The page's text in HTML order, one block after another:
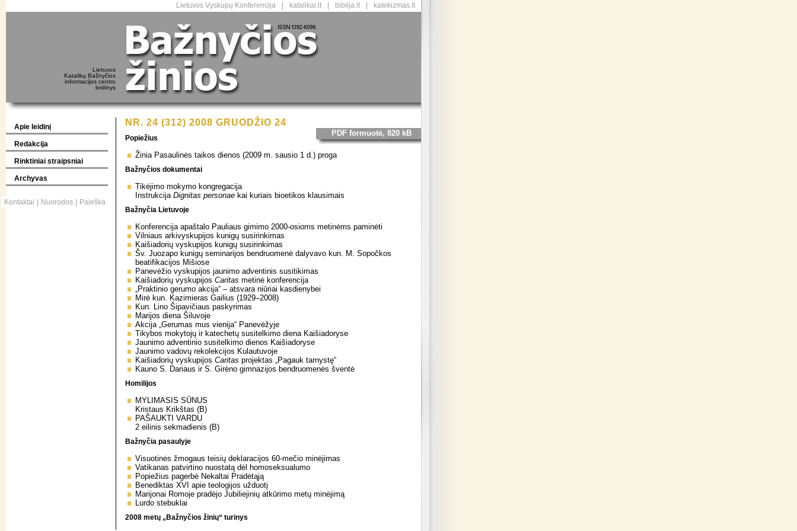
Lietuvos Vyskupų Konferencija katalikai.lt biblija.lt katekizmas.lt
Lietuvos
Katalikų Bažnyčios
informacijos centro
leidinys
Apie leidinį
Redakcija
Rinktiniai straipsniai
Archyvas
Kontaktai Nuorodos Paieška
NR. 24 (312) 2008 GRUODŽIO 24
PDF formuotė, 820 kB
Popiežius
Žinia Pasaulinės taikos dienos (2009 m. sausio 1 d.) proga
Bažnyčios dokumentai
Tikėjimo mokymo kongregacija
Instrukcija Dignitas personae kai kuriais bioetikos klausimais
Bažnyčia Lietuvoje
Konferencija apaštalo Pauliaus gimimo 2000-osioms metinėms paminėti
Vilniaus arkivyskupijos kunigų susirinkimas
Kaišiadorių vyskupijos kunigų susirinkimas
Šv. Juozapo kunigų seminarijos bendruomenė dalyvavo kun. M. Sopočkos
beatifikacijos Mišiose
Panevėžio vyskupijos jaunimo adventinis susitikimas
Kaišiadorių vyskupijos Caritas metinė konferencija
„Praktinio gerumo akcija“ – atsvara niūriai kasdienybei
Mirė kun. Kazimieras Gailius (1929–2008)
Kun. Lino Šipavičiaus paskyrimas
Marijos diena Šiluvoje
Akcija „Gerumas mus vienija“ Panevėžyje
Tikybos mokytojų ir katechetų susitelkimo diena Kaišiadoryse
Jaunimo adventinio susitelkimo dienos Kaišiadoryse
Jaunimo vadovų rekolekcijos Kulautuvoje
Kaišiadorių vyskupijos Caritas projektas „Pagauk tarnystę“
Kauno S. Dariaus ir S. Girėno gimnazijos bendruomenės šventė
Homilijos
MYLIMASIS SŪNUS
Kristaus Krikštas (B)
PAŠAUKTI VARDU
2 eilinis sekmadienis (B)
Bažnyčia pasaulyje
Visuotinės žmogaus teisių deklaracijos 60-mečio minėjimas
Vatikanas patvirtino nuostatą dėl homoseksualumo
Popiežius pagerbė Nekaltai Pradėtąją
Benediktas XVI apie teologijos užduotį
Marijonai Romoje pradėjo Jubiliejinių atkūrimo metų minėjimą
Lurdo stebuklai
2008 metų „Bažnyčios žinių“ turinys